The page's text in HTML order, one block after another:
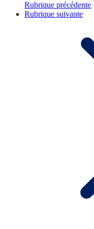
Rubrique précédente
Rubrique suivante